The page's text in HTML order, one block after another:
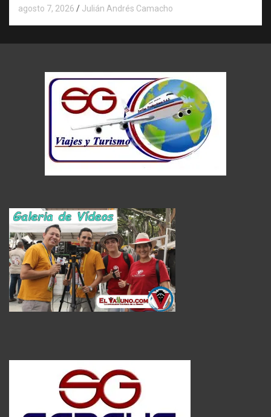
agosto 7, 2026 Julián Andrés Camacho